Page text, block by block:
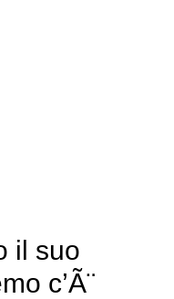
il suo
c’Ã¨